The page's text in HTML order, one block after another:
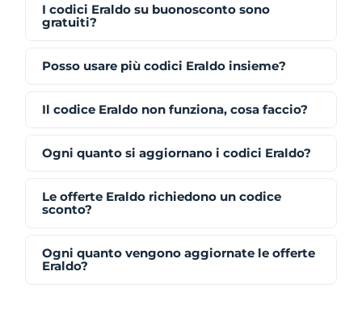
I codici Eraldo su buonosconto sono
gratuiti?
Posso usare più codici Eraldo insieme?
Il codice Eraldo non funziona, cosa faccio?
Ogni quanto si aggiornano i codici Eraldo?
Le offerte Eraldo richiedono un codice
sconto?
Ogni quanto vengono aggiornate le offerte
Eraldo?